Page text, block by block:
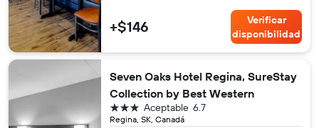
+$146
Verificar
disponibilidad
Seven Oaks Hotel Regina, SureStay
Collection by Best Western
Regina, SK, Canadá
6.7
Aceptable
3 estrellas